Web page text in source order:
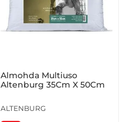
Almohda Multiuso
Altenburg 35Cm X 50Cm
ALTENBURG